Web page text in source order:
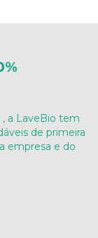
, a LaveBio tem
de primeira
empresa e do